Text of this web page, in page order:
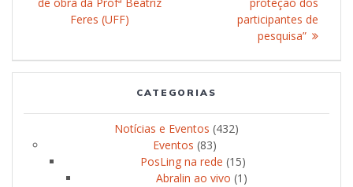
post:
de obra da Profª Beatriz
Feres (UFF)
proteção dos
participantes de
pesquisa”
CATEGORIAS
Notícias e Eventos (432)
Eventos (83)
PosLing na rede (15)
Abralin ao vivo (1)